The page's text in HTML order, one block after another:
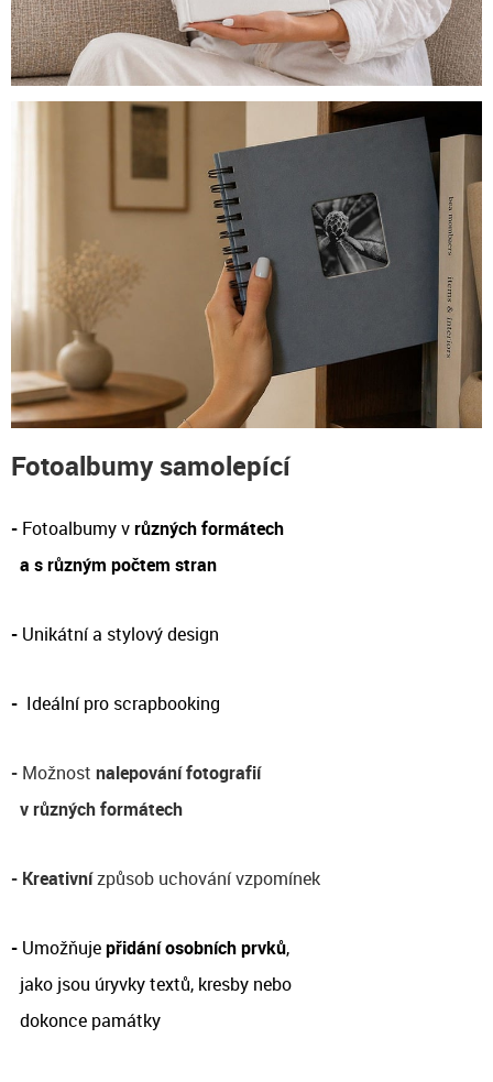
Fotoalbumy samolepící
- Fotoalbumy vrůzných formátech
a s různým počtem stran
- Unikátní a stylový design
- Ideální pro scrapbooking
- Možnost nalepování fotografií
v různých formátech
- Kreativnízpůsob uchování vzpomínek
- Umožňujepřidání osobních prvků,
jako jsou úryvky textů, kresby nebo
dokonce památky